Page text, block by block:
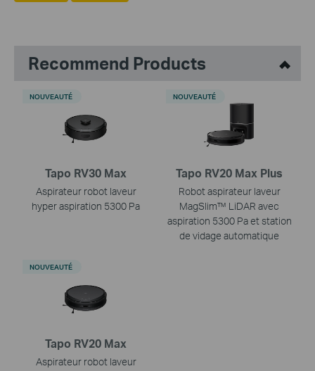
Recommend Products
Tapo RV30 Max
Aspirateur robot laveur
hyper aspiration 5300 Pa
NOUVEAUTÉ
Tapo RV20 Max Plus
Robot aspirateur laveur
MagSlim™ LiDAR avec
aspiration 5300 Pa et station
de vidage automatique
NOUVEAUTÉ
Tapo RV20 Max
Aspirateur robot laveur
NOUVEAUTÉ